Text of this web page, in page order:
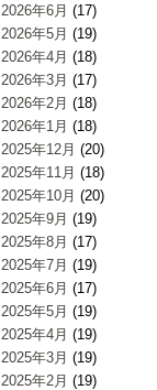
2026年6月 (17)
2026年5月 (19)
2026年4月 (18)
2026年3月 (17)
2026年2月 (18)
2026年1月 (18)
2025年12月 (20)
2025年11月 (18)
2025年10月 (20)
2025年9月 (19)
2025年8月 (17)
2025年7月 (19)
2025年6月 (17)
2025年5月 (19)
2025年4月 (19)
2025年3月 (19)
2025年2月 (19)